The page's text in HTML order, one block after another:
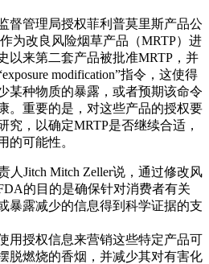
督管理局授权菲利普莫里斯产品公
为改良风险烟草产品（MRTP）进
以来第二套产品被批准MRTP，并
modification”指令，这使得
某种物质的暴露，或者预期该命令
。重要的是，对这些产品的授权要
究，以确定MRTP是否继续合适，
的可能性。
人Jitch Mitch Zeller说，通过修改风
的目的是确保针对消费者有关
暴露减少的信息得到科学证据的支
用授权信息来营销这些特定产品可
脱燃烧的香烟，并减少其对有害化